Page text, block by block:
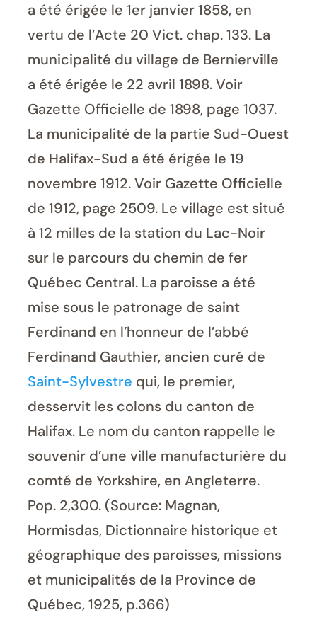
a été érigée le 1er janvier 1858, en
vertu de l’Acte 20 Vict. chap. 133. La
municipalité du village de Bernierville
a été érigée le 22 avril 1898. Voir
Gazette Officielle de 1898, page 1037.
La municipalité de la partie Sud-Ouest
de Halifax-Sud a été érigée le 19
novembre 1912. Voir Gazette Officielle
de 1912, page 2509. Le village est situé
à 12 milles de la station du Lac-Noir
sur le parcours du chemin de fer
Québec Central. La paroisse a été
mise sous le patronage de saint
Ferdinand en l’honneur de l’abbé
Ferdinand Gauthier, ancien curé de
Saint-Sylvestre qui, le premier,
desservit les colons du canton de
Halifax. Le nom du canton rappelle le
souvenir d’une ville manufacturière du
comté de Yorkshire, en Angleterre.
Pop. 2,300. (Source: Magnan,
Hormisdas, Dictionnaire historique et
géographique des paroisses, missions
et municipalités de la Province de
Québec, 1925, p.366)